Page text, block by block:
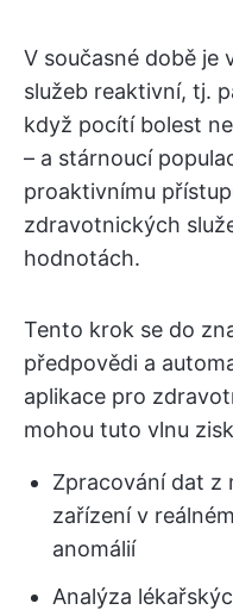
V současné době je
služeb reaktivní, tj.
když pocítí bolest
– a stárnoucí
proaktivnímu
zdravotnických
hodnotách.
Tento krok se do
předpovědi a
aplikace pro
mohou tuto vlnu
Zpracování dat z
zařízení v
anomálií
Analýza